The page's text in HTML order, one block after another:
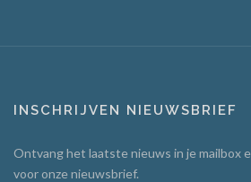
INSCHRIJVEN NIEUWSBRIEF
Ontvang het laatste nieuws in je mailbox
voor onze nieuwsbrief.